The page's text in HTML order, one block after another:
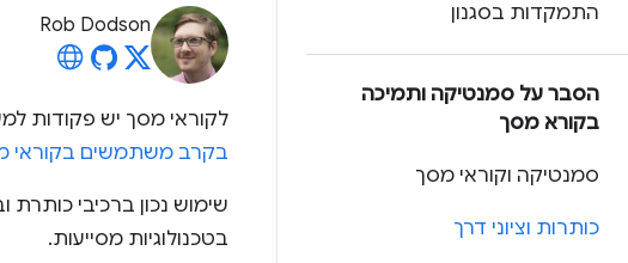
התמקדות בסגנון
הסבר על סמנטיקה ותמיכה
בקורא מסך
סמנטיקה וקוראי מסך
כותרות וציוני דרך
Rob Dodson
לקוראי מסך יש פקודות
בקרב משתמשים בקוראי
שימוש נכון ברכיבי כותרת
בטכנולוגיות מסייעות.